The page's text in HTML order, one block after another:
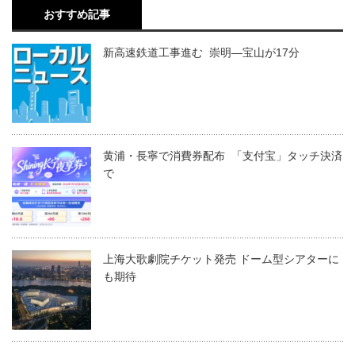
おすすめ記事
新高速鉄道工事進む 崇明―宝山が17分
黄浦・長寧で消費券配布 「支付宝」タッチ決済
で
上海大歌劇院チケット発売 ドーム型シアターに
も期待